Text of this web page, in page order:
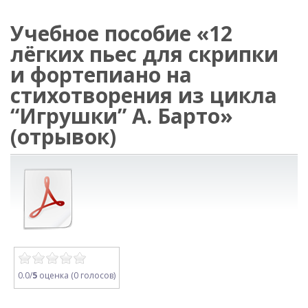
Учебное пособие «12
лёгких пьес для скрипки
и фортепиано на
стихотворения из цикла
“Игрушки” А. Барто»
(отрывок)
0.0/5 оценка (0 голосов)